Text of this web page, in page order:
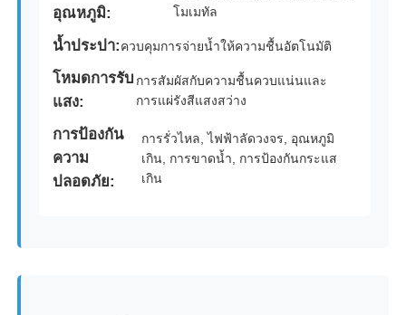
อุณหภูมิ:
โมเมทัล
น้ำประปา:ควบคุมการจ่ายน้ำให้ความชื้นอัตโนมัติ
โหมดการรับ
แสง:
การสัมผัสกับความชื้นควบแน่นและ
การแผ่รังสีแสงสว่าง
การป้องกัน
ความ
ปลอดภัย:
การรั่วไหล, ไฟฟ้าลัดวงจร, อุณหภูมิ
เกิน, การขาดน้ำ, การป้องกันกระแส
เกิน